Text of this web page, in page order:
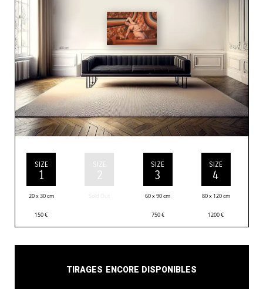
SIZE
1
20 x 30 cm
150€
SIZE
2
SIZE
3
60 x 90 cm
750€
SIZE
4
80 x 120 cm
1200€
Tirages encore disponibles